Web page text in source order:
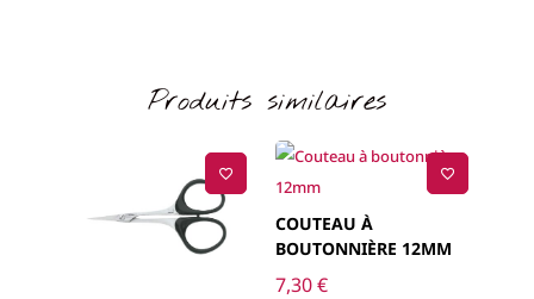
Produits similaires
COUTEAU À
BOUTONNIÈRE 12MM
7,30€